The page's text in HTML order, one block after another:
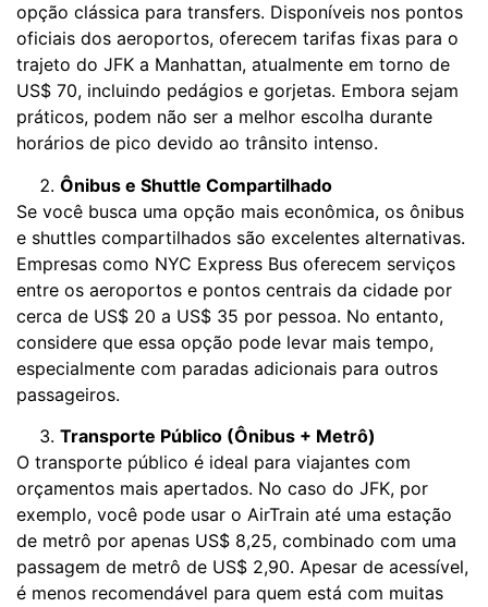
opção clássica para transfers. Disponíveis nos pontos
oficiais dos aeroportos, oferecem tarifas fixas para o
trajeto do JFK a Manhattan, atualmente em torno de
US$ 70, incluindo pedágios e gorjetas. Embora sejam
práticos, podem não ser a melhor escolha durante
horários de pico devido ao trânsito intenso.
Ônibus e Shuttle Compartilhado
Se você busca uma opção mais econômica, os ônibus
e shuttles compartilhados são excelentes alternativas.
Empresas como NYC Express Bus oferecem serviços
entre os aeroportos e pontos centrais da cidade por
cerca de US$ 20 a US$ 35 por pessoa. No entanto,
considere que essa opção pode levar mais tempo,
especialmente com paradas adicionais para outros
passageiros.
Transporte Público (Ônibus + Metrô)
O transporte público é ideal para viajantes com
orçamentos mais apertados. No caso do JFK, por
exemplo, você pode usar o AirTrain até uma estação
de metrô por apenas US$ 8,25, combinado com uma
passagem de metrô de US$ 2,90. Apesar de acessível,
é menos recomendável para quem está com muitas